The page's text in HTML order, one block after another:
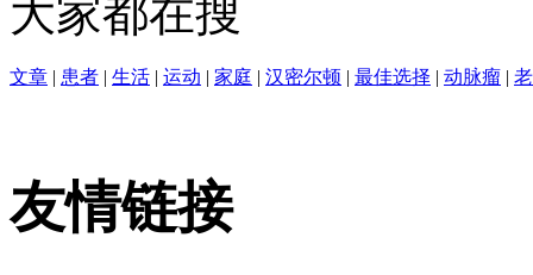
大家都在搜
文章 | 患者 | 生活 | 运动 | 家庭 | 汉密尔顿 | 最佳选择 | 动脉瘤 |
友情链接